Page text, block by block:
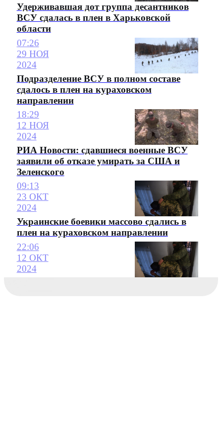
Удерживавшая дот группа десантников
ВСУ сдалась в плен в Харьковской
области
07:26
29 НОЯ
2024
Подразделение ВСУ в полном составе
сдалось в плен на кураховском
направлении
18:29
12 НОЯ
2024
РИА Новости: сдавшиеся военные ВСУ
заявили об отказе умирать за США и
Зеленского
09:13
23 ОКТ
2024
Украинские боевики массово сдались в
плен на кураховском направлении
22:06
12 ОКТ
2024